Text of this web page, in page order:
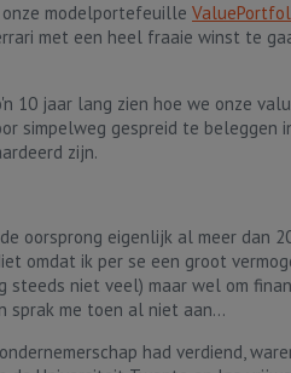
modelportefeuille
met een heel fraaie winst te
10 jaar lang zien hoe we onze
simpelweg gespreid te beleggen
zijn.
oorsprong eigenlijk al meer dan
omdat ik per se een groot
steeds niet veel) maar wel om
sprak me toen al niet aan...
had verdiend,